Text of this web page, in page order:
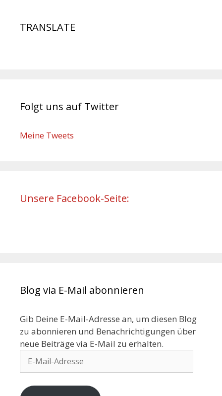
TRANSLATE
Folgt uns auf Twitter
Meine Tweets
Unsere Facebook-Seite:
Blog via E-Mail abonnieren
Gib Deine E-Mail-Adresse an, um diesen Blog
zu abonnieren und Benachrichtigungen über
neue Beiträge via E-Mail zu erhalten.